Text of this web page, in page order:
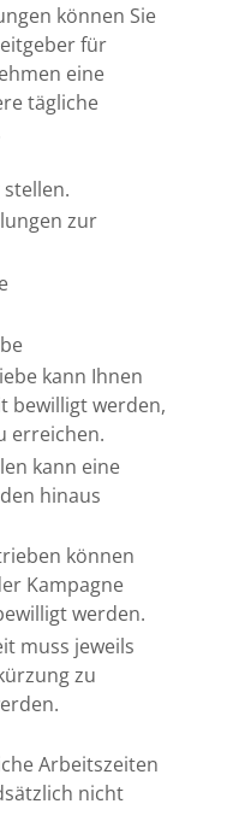
können Sie
für
eine
tägliche
zur
kann Ihnen
bewilligt werden,
erreichen.
kann eine
hinaus
können
Kampagne
werden.
muss jeweils
zu
Arbeitszeiten
nicht